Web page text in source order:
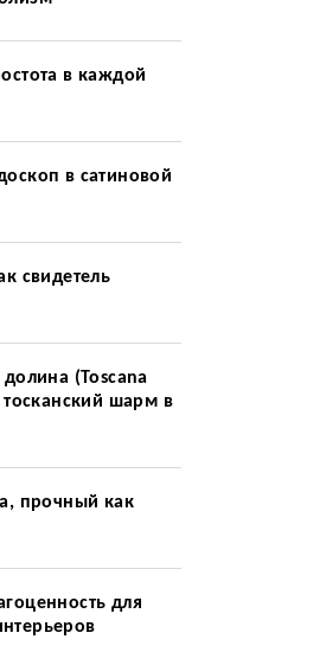
в каждой
в сатиновой
свидетель
долина (Toscana
шарм в
прочный как
для